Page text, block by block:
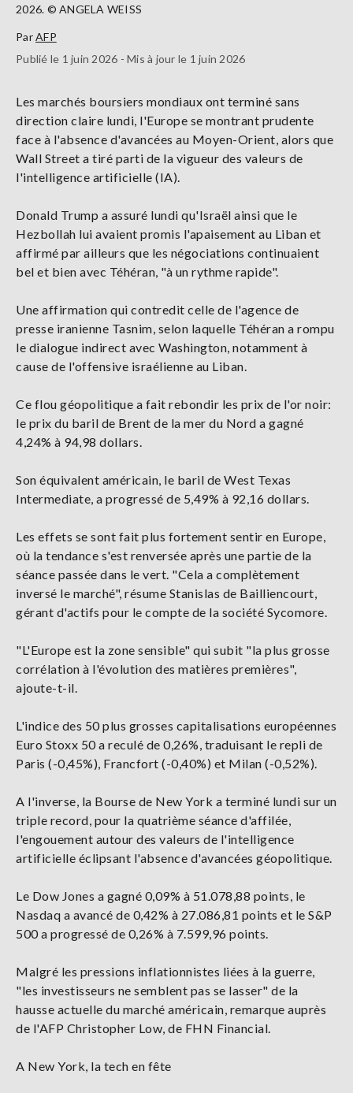
2026. © ANGELA WEISS
ParAFP
Publié le 1 juin 2026 - Mis à jour le 1 juin 2026
Les marchés boursiers mondiaux ont terminé sans
direction claire lundi, l'Europe se montrant prudente
face à l'absence d'avancées au Moyen-Orient, alors que
Wall Street a tiré parti de la vigueur des valeurs de
l'intelligence artificielle (IA).
Donald Trump a assuré lundi qu'Israël ainsi que le
Hezbollah lui avaient promis l'apaisement au Liban et
affirmé par ailleurs que les négociations continuaient
bel et bien avec Téhéran, "à un rythme rapide".
Une affirmation qui contredit celle de l'agence de
presse iranienne Tasnim, selon laquelle Téhéran a rompu
le dialogue indirect avec Washington, notamment à
cause de l'offensive israélienne au Liban.
Ce flou géopolitique a fait rebondir les prix de l'or noir:
le prix du baril de Brent de la mer du Nord a gagné
4,24% à 94,98 dollars.
Son équivalent américain, le baril de West Texas
Intermediate, a progressé de 5,49% à 92,16 dollars.
Les effets se sont fait plus fortement sentir en Europe,
où la tendance s'est renversée après une partie de la
séance passée dans le vert. "Cela a complètement
inversé le marché", résume Stanislas de Bailliencourt,
gérant d'actifs pour le compte de la société Sycomore.
"L'Europe est la zone sensible" qui subit "la plus grosse
corrélation à l'évolution des matières premières",
ajoute-t-il.
L'indice des 50 plus grosses capitalisations européennes
Euro Stoxx 50 a reculé de 0,26%, traduisant le repli de
Paris (-0,45%), Francfort (-0,40%) et Milan (-0,52%).
A l'inverse, la Bourse de New York a terminé lundi sur un
triple record, pour la quatrième séance d'affilée,
l'engouement autour des valeurs de l'intelligence
artificielle éclipsant l'absence d'avancées géopolitique.
Le Dow Jones a gagné 0,09% à 51.078,88 points, le
Nasdaq a avancé de 0,42% à 27.086,81 points et le S&P
500 a progressé de 0,26% à 7.599,96 points.
Malgré les pressions inflationnistes liées à la guerre,
"les investisseurs ne semblent pas se lasser" de la
hausse actuelle du marché américain, remarque auprès
de l'AFP Christopher Low, de FHN Financial.
A New York, la tech en fête